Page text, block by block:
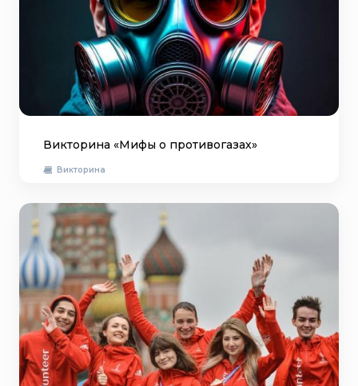
Викторина «Мифы о противогазах»
Викторина